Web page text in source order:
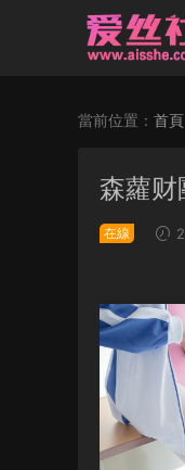
當前位置： 首頁
森蘿
在線